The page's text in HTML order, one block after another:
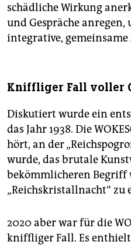
schädliche Wirkung
und Gespräche anregen,
integrative,
Kniffliger Fall voller
Diskutiert wurde ein
das Jahr 1938. Die
hört, an der
wurde, das brutale
bekömmlicheren Begriff
„Reichskristallnacht“ zu
2020 aber war für die
kniffliger Fall. Es